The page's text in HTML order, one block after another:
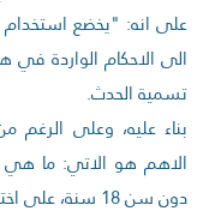
على انه: "يخضع استخدام
الى الاحكام الواردة في
تسمية الحدث.
بناء عليه، وعلى
الاهم هو الاتي: ما هي
دون سن 18 سنة، على اختلاف اعمارهم، بحسب معظم القوانين؟